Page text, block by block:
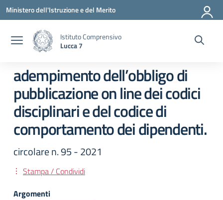
Vai ai contenuti
Vai al menu di navigazione
Vai al footer
Ministero dell'Istruzione e del Merito
Istituto Comprensivo
Lucca 7
adempimento dell’obbligo di
pubblicazione on line dei codici
disciplinari e del codice di
comportamento dei dipendenti.
circolare n. 95 - 2021
Stampa / Condividi
Argomenti